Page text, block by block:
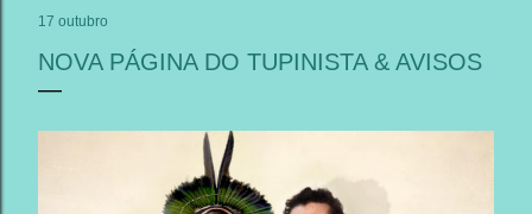
17 outubro
NOVA PÁGINA DO TUPINISTA & AVISOS